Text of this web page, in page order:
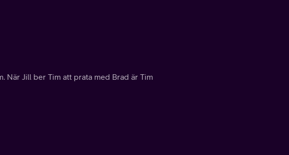
När Jill ber Tim att prata med Brad är Tim